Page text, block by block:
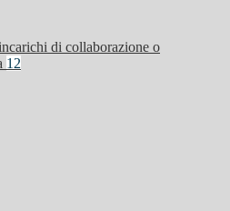
di collaborazione o
12